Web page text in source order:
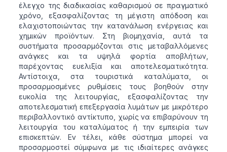
έλεγχο της διαδικασίας καθαρισμού σε πραγματικό
χρόνο, εξασφαλίζοντας τη μέγιστη απόδοση και
ελαχιστοποιώντας την κατανάλωση ενέργειας και
χημικών προϊόντων. Στη βιομηχανία, αυτά τα
συστήματα προσαρμόζονται στις μεταβαλλόμενες
ανάγκες και τα υψηλά φορτία αποβλήτων,
παρέχοντας ευελιξία και αποτελεσματικότητα.
Αντίστοιχα, στα τουριστικά καταλύματα, οι
προσαρμοσμένες ρυθμίσεις τους βοηθούν στην
ευκολία της λειτουργίας, εξασφαλίζοντας την
αποτελεσματική επεξεργασία λυμάτων με μικρότερο
περιβαλλοντικό αντίκτυπο, χωρίς να επιβαρύνουν τη
λειτουργία του καταλύματος ή την εμπειρία των
επισκεπτών. Εν τέλει, κάθε σύστημα μπορεί να
προσαρμοστεί σύμφωνα με τις ιδιαίτερες ανάγκες